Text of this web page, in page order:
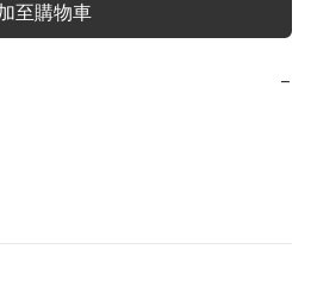
至購物車
−